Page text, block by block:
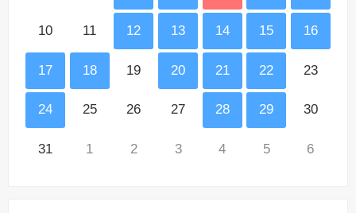
10 11 12 13 14 15 16
17 18 19 20 21 22 23
24 25 26 27 28 29 30
31 1 2 3 4 5 6